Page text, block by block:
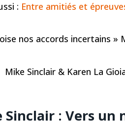
: Entre amitiés et
nos accords incertains »
Mike Sinclair & Karen La
Sinclair : Vers un